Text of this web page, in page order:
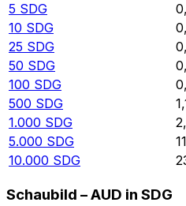
5 SDG
10 SDG
25 SDG
50 SDG
100 SDG
500 SDG
1.000 SDG
5.000 SDG
10.000 SDG
Schaubild – AUD in SDG